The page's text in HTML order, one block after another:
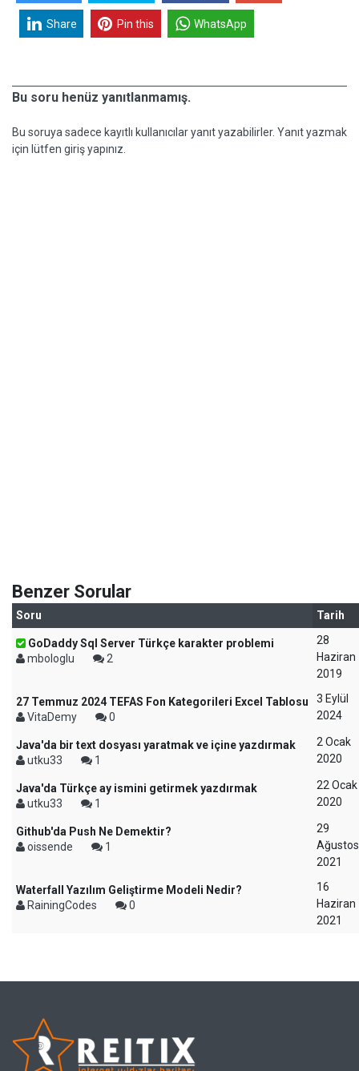
Share Pin this WhatsApp
Bu soru henüz yanıtlanmamış.
Bu soruya sadece kayıtlı kullanıcılar yanıt yazabilirler. Yanıt yazmak
için lütfen giriş yapınız.
Benzer Sorular
Soru Tarih
GoDaddy Sql Server Türkçe karakter problemi
mbologlu
2
28
Haziran
2019
27 Temmuz 2024 TEFAS Fon Kategorileri Excel Tablosu
VitaDemy
0
3 Eylül
2024
Java'da bir text dosyası yaratmak ve içine yazdırmak
utku33
1
2 Ocak
2020
Java'da Türkçe ay ismini getirmek yazdırmak
utku33
1
22 Ocak
2020
Github'da Push Ne Demektir?
oissende
1
29
Ağustos
2021
Waterfall Yazılım Geliştirme Modeli Nedir?
RainingCodes
0
16
Haziran
2021